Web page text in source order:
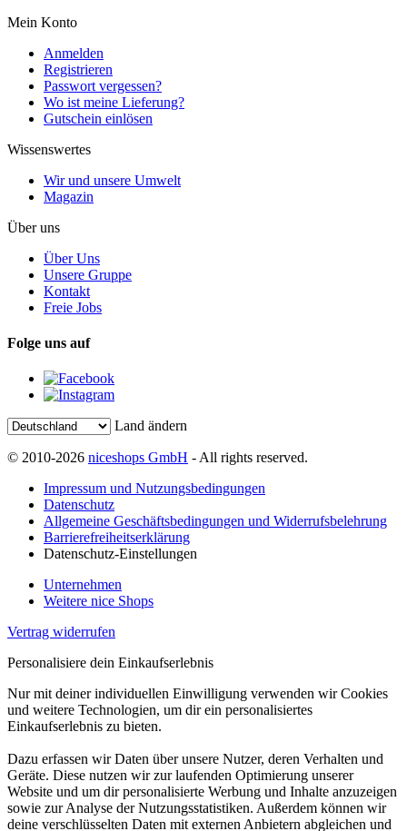
Mein Konto
Anmelden
Registrieren
Passwort vergessen?
Wo ist meine Lieferung?
Gutschein einlösen
Wissenswertes
Wir und unsere Umwelt
Magazin
Über uns
Über Uns
Unsere Gruppe
Kontakt
Freie Jobs
Folge uns auf
Land ändern
© 2010-2026 niceshops GmbH - All rights reserved.
Impressum und Nutzungsbedingungen
Datenschutz
Allgemeine Geschäftsbedingungen und Widerrufsbelehrung
Barrierefreiheitserklärung
Datenschutz-Einstellungen
Unternehmen
Weitere nice Shops
Vertrag widerrufen
Personalisiere dein Einkaufserlebnis
Nur mit deiner individuellen Einwilligung verwenden wir Cookies
und weitere Technologien, um dir ein personalisiertes
Einkaufserlebnis zu bieten.
Dazu erfassen wir Daten über unsere Nutzer, deren Verhalten und
Geräte. Diese nutzen wir zur laufenden Optimierung unserer
Website und um dir personalisierte Werbung und Inhalte anzuzeigen
sowie zur Analyse der Nutzungsstatistiken. Außerdem können wir
deine verschlüsselten Daten mit externen Anbietern abgleichen und